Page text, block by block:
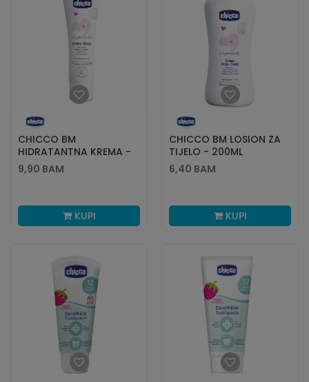
CHICCO BM
HIDRATANTNA KREMA -
100ML
9,90 BAM
KUPI
CHICCO BM LOSION ZA
TIJELO - 200ML
6,40 BAM
KUPI